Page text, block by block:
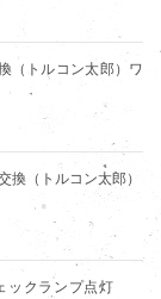
（トルコン太郎）ワ
（トルコン太郎）
ックランプ点灯